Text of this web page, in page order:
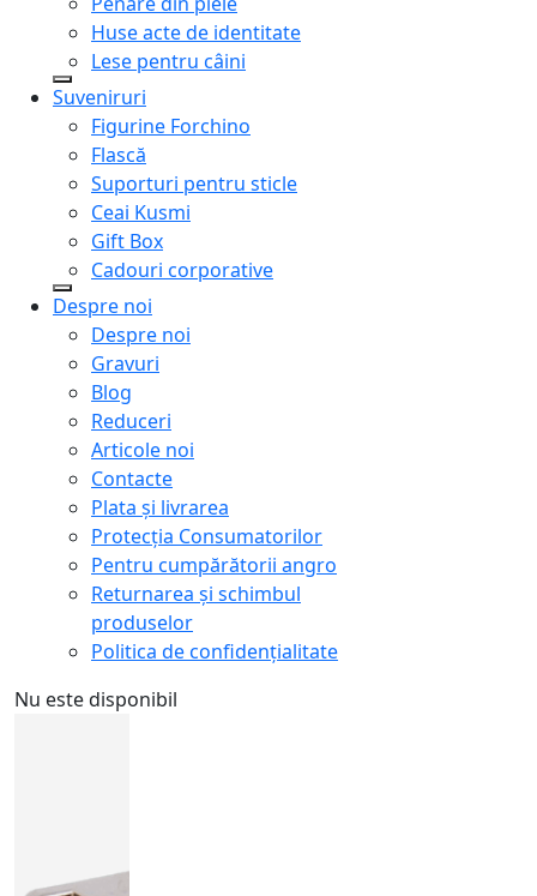
Huse acte de identitate
Lese pentru câini
Suveniruri
Figurine Forchino
Flască
Suporturi pentru sticle
Ceai Kusmi
Gift Box
Cadouri corporative
Despre noi
Despre noi
Gravuri
Blog
Reduceri
Articole noi
Contacte
Plata și livrarea
Protecţia Consumatorilor
Pentru cumpărătorii angro
Returnarea și schimbul
produselor
Politica de confidențialitate
Nu este disponibil